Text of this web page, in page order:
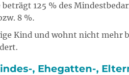
125 % des
8 %.
Kind und wohnt nicht mehr
, Ehegatten-,